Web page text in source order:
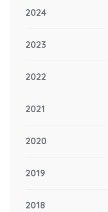
2024
2023
2022
2021
2020
2019
2018